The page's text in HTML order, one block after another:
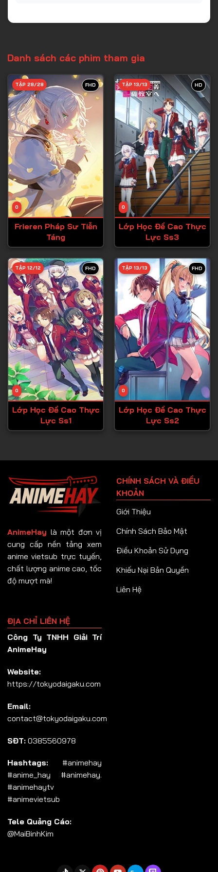
Danh sách các phim tham gia
FHD
0
TẬP 28/28
Frieren Pháp Sư Tiễn
Táng
HD
0
TẬP 13/13
Lớp Học Đề Cao Thực
Lực Ss3
FHD
0
TẬP 12/12
Lớp Học Đề Cao Thực
Lực Ss1
FHD
0
TẬP 13/13
Lớp Học Đề Cao Thực
Lực Ss2
AnimeHay là một đơn vị
cung cấp nền tảng xem
anime vietsub trực tuyến,
chất lượng anime cao, tốc
độ mượt mà!
CHÍNH SÁCH VÀ ĐIỀU
KHOẢN
Giới Thiệu
Chính Sách Bảo Mật
Điều Khoản Sử Dụng
Khiếu Nại Bản Quyền
Liên Hệ
ĐỊA CHỈ LIÊN HỆ
Công Ty TNHH Giải Trí
AnimeHay
Website:
https://tokyodaigaku.com
Email:
contact@tokyodaigaku.com
SĐT: 0385560978
Hashtags: #animehay
#anime_hay #animehay.
#animehaytv
#animevietsub
Tele Quảng Cáo:
@MaiBinhKim